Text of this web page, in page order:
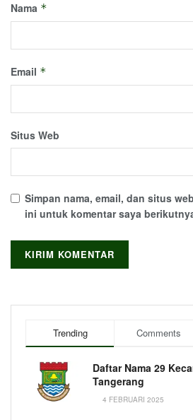
Nama *
Email *
Situs Web
Simpan nama, email, dan situs
ini untuk komentar saya
Trending Comments
Daftar Nama 29
Tangerang
4 FEBRUARI 2025